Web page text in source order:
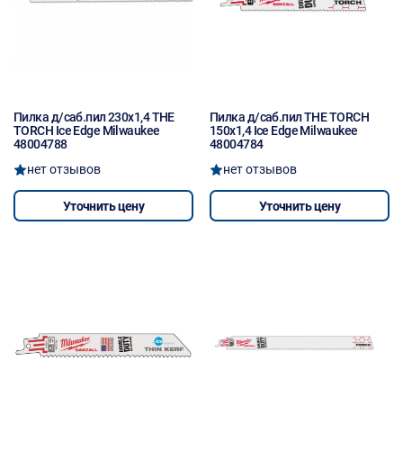
Пилка д/саб.пил 230x1,4 THE
TORCH Ice Edge Milwaukee
48004788
нет отзывов
Уточнить цену
Пилка д/саб.пил THE TORCH
150x1,4 Ice Edge Milwaukee
48004784
нет отзывов
Уточнить цену